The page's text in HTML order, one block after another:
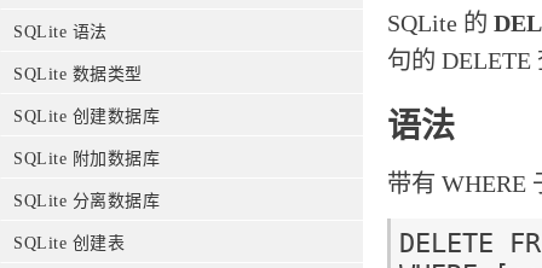
SQLite 语法
SQLite 数据类型
SQLite 创建数据库
SQLite 附加数据库
SQLite 分离数据库
SQLite 创建表
SQLite 的
句的
语法
带有 WHERE
DELETE